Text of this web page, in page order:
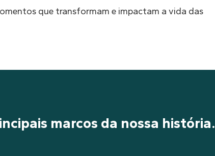
que transformam e impactam a vida das
marcos da nossa história.